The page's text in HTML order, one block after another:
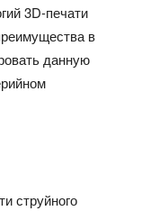
3D-печати
в
данную
струйного